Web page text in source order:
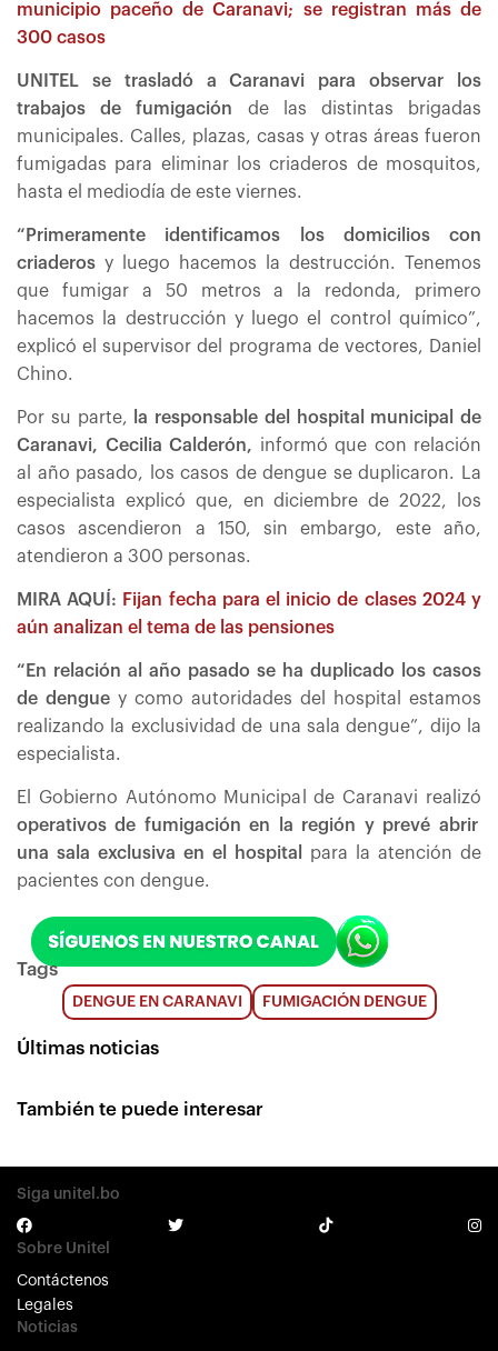
municipio paceño de Caranavi; se registran más de
300 casos
UNITEL se trasladó a Caranavi para observar los
trabajos de fumigación de las distintas brigadas
municipales. Calles, plazas, casas y otras áreas fueron
fumigadas para eliminar los criaderos de mosquitos,
hasta el mediodía de este viernes.
“Primeramente identificamos los domicilios con
criaderos y luego hacemos la destrucción. Tenemos
que fumigar a 50 metros a la redonda, primero
hacemos la destrucción y luego el control químico”,
explicó el supervisor del programa de vectores, Daniel
Chino.
Por su parte, la responsable del hospital municipal de
Caranavi, Cecilia Calderón, informó que con relación
al año pasado, los casos de dengue se duplicaron. La
especialista explicó que, en diciembre de 2022, los
casos ascendieron a 150, sin embargo, este año,
atendieron a 300 personas.
MIRA AQUÍ: Fijan fecha para el inicio de clases 2024 y
aún analizan el tema de las pensiones
“En relación al año pasado se ha duplicado los casos
de dengue y como autoridades del hospital estamos
realizando la exclusividad de una sala dengue”, dijo la
especialista.
El Gobierno Autónomo Municipal de Caranavi realizó
operativos de fumigación en la región y prevé abrir
una sala exclusiva en el hospital para la atención de
pacientes con dengue.
Tags
DENGUE EN CARANAVI FUMIGACIÓN DENGUE
Últimas noticias
También te puede interesar
Siga unitel.bo
Sobre Unitel
Contáctenos
Legales
Noticias